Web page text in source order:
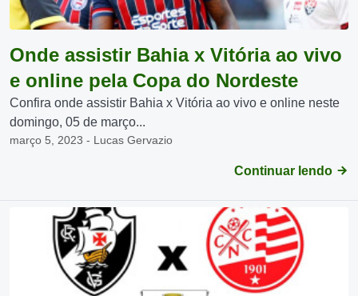
Onde assistir Bahia x Vitória ao vivo
e online pela Copa do Nordeste
Confira onde assistir Bahia x Vitória ao vivo e online neste
domingo, 05 de março...
março 5, 2023 - Lucas Gervazio
Continuar lendo